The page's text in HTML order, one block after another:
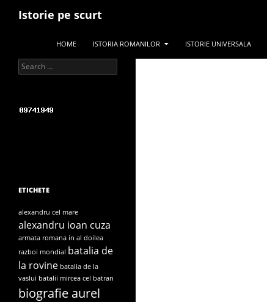
Istorie pe scurt
HOME
ISTORIA ROMANILOR ISTORIE UNIVERSALA
Search for:
ETICHETE
alexandru cel mare
alexandru ioan cuza
armata romana in al doilea
razboi mondial batalia de
la rovine batalia de la
vaslui batalii mircea cel batran
biografie aurel